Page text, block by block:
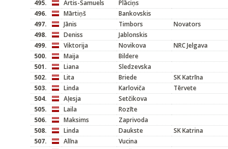
495. Artis-Samuels
Plāciņs
496.
Mārtiņš
Bankovskis
497.
Jānis Timbors
Novators
498.
Deniss
Jablonskis
499.
Viktorija Novikova
NRC Jelgava
500.
Maija
Bildere
501.
Liana
Sledzevska
502.
Lita Briede
SK Katrīna
503.
Linda Karloviča
Tērvete
504.
Aļesja
Setčikova
505.
Laila
Rozīte
506.
Maksims
Zaprivoda
508.
Linda Daukste
SK Katrina
507.
Alīna
Vucina